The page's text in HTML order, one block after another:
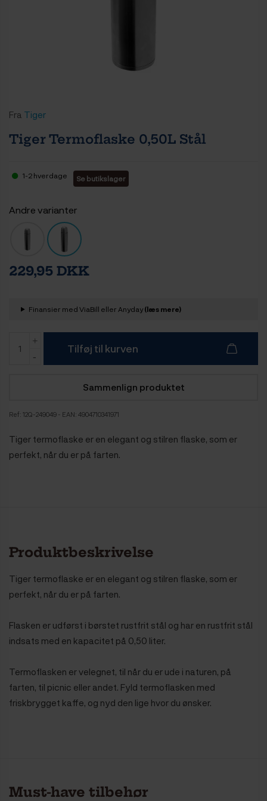
Fra Tiger
Tiger Termoflaske 0,50L Stål
1-2 hverdage Se butikslager
Andre varianter
229,95 DKK
Finansier med ViaBill eller Anyday(læs mere)
Tilføj til kurven
Sammenlign produktet
Ref: 12Q-249049 - EAN: 4904710341971
Tiger termoflaske er en elegant og stilren flaske, som er
perfekt, når du er på farten.
Produktbeskrivelse
Tiger termoflaske er en elegant og stilren flaske, som er
perfekt, når du er på farten.
Flasken er udførst i børstet rustfrit stål og har en rustfrit stål
indsats med en kapacitet på 0,50 liter.
Termoflasken er velegnet, til når du er ude i naturen, på
farten, til picnic eller andet. Fyld termoflasken med
friskbrygget kaffe, og nyd den lige hvor du ønsker.
Must-have tilbehør